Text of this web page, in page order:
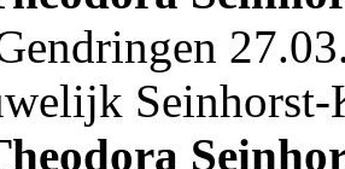
dora